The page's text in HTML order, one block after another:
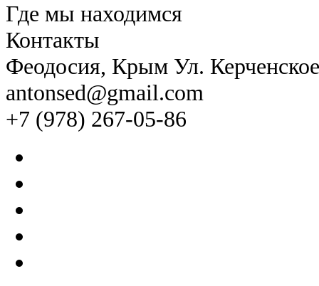
Где мы находимся
Контакты
Феодосия, Крым Ул.
antonsed@gmail.com
+7 (978) 267-05-86